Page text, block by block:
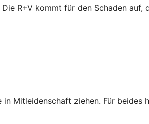
R+V kommt für den Schaden auf,
Mitleidenschaft ziehen. Für beides